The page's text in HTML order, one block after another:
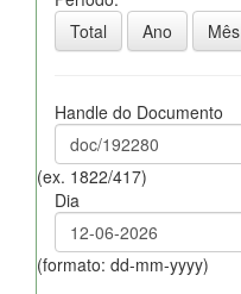
Total
Ano Mês
Handle do Documento
(ex. 1822/417)
Dia
(formato: dd-mm-yyyy)